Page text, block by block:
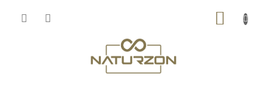
KOSÁR